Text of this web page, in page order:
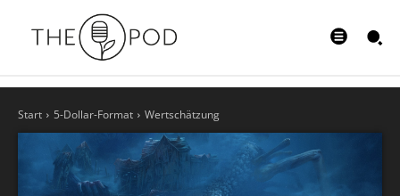
Start 5-Dollar-Format Wertschätzung